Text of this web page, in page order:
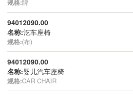
规格:牌
94012090.00
名称:汔车座椅
规格:(布)
94012090.00
名称:婴儿汽车座椅
规格:CAR CHAIR